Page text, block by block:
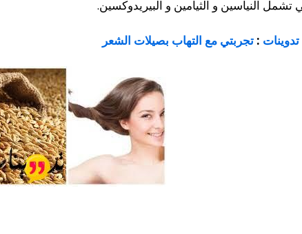
تشمل النياسين و الثيامين و البيريدوكسين.
: تجربتي مع التهاب بصيلات الشعر